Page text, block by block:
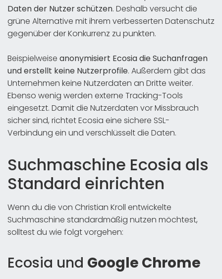
Daten der Nutzer schützen. Deshalb versucht die
grüne Alternative mit ihrem verbesserten Datenschutz
gegenüber der Konkurrenz zu punkten.
Beispielweise anonymisiert Ecosia die Suchanfragen
und erstellt keine Nutzerprofile. Außerdem gibt das
Unternehmen keine Nutzerdaten an Dritte weiter.
Ebenso wenig werden externe Tracking-Tools
eingesetzt. Damit die Nutzerdaten vor Missbrauch
sicher sind, richtet Ecosia eine sichere SSL-
Verbindung ein und verschlüsselt die Daten.
Suchmaschine Ecosia als
Standard einrichten
Wenn du die von Christian Kroll entwickelte
Suchmaschine standardmäßig nutzen möchtest,
solltest du wie folgt vorgehen:
Ecosia und Google Chrome